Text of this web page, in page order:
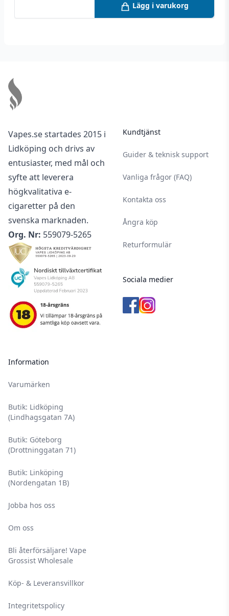
Lägg i varukorg
Vapes.se startades 2015 i
Lidköping och drivs av
entusiaster, med mål och
syfte att leverera
högkvalitativa e-
cigaretter på den
svenska marknaden.
Org. Nr: 559079-5265
Information
Varumärken
Butik: Lidköping
(Lindhagsgatan 7A)
Butik: Göteborg
(Drottninggatan 71)
Butik: Linköping
(Nordengatan 1B)
Jobba hos oss
Om oss
Bli återförsäljare! Vape
Grossist Wholesale
Köp- & Leveransvillkor
Integritetspolicy
Kundtjänst
Guider & teknisk support
Vanliga frågor (FAQ)
Kontakta oss
Ångra köp
Returformulär
Sociala medier